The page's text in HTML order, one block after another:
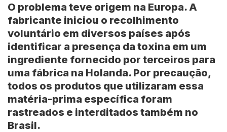
O problema teve origem na Europa. A
fabricante iniciou o recolhimento
voluntário em diversos países após
identificar a presença da toxina em um
ingrediente fornecido por terceiros para
uma fábrica na Holanda. Por precaução,
todos os produtos que utilizaram essa
matéria-prima específica foram
rastreados e interditados também no
Brasil.